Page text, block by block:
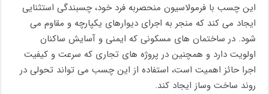
این چسب با فرمولاسیون منحصربه فرد خود، چسبندگی استثنایی
ایجاد می کند که منجر به اجرای دیوارهای یکپارچه و مقاوم می
شود. در ساختمان های مسکونی که ایمنی و آسایش ساکنان
اولویت دارد و همچنین در پروژه های تجاری که سرعت و کیفیت
اجرا حائز اهمیت است، استفاده از این چسب می تواند تحولی در
روند ساخت وساز ایجاد کند.